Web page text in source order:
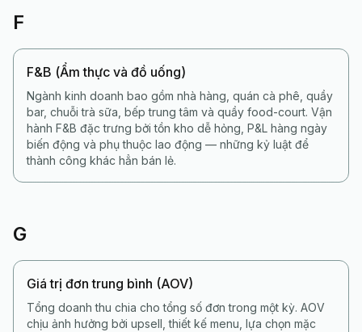
F
F&B (Ẩm thực và đồ uống)
Ngành kinh doanh bao gồm nhà hàng, quán cà phê, quầy
bar, chuỗi trà sữa, bếp trung tâm và quầy food-court. Vận
hành F&B đặc trưng bởi tồn kho dễ hỏng, P&L hàng ngày
biến động và phụ thuộc lao động — những kỷ luật để
thành công khác hẳn bán lẻ.
G
Giá trị đơn trung bình (AOV)
Tổng doanh thu chia cho tổng số đơn trong một kỳ. AOV
chịu ảnh hưởng bởi upsell, thiết kế menu, lựa chọn mặc